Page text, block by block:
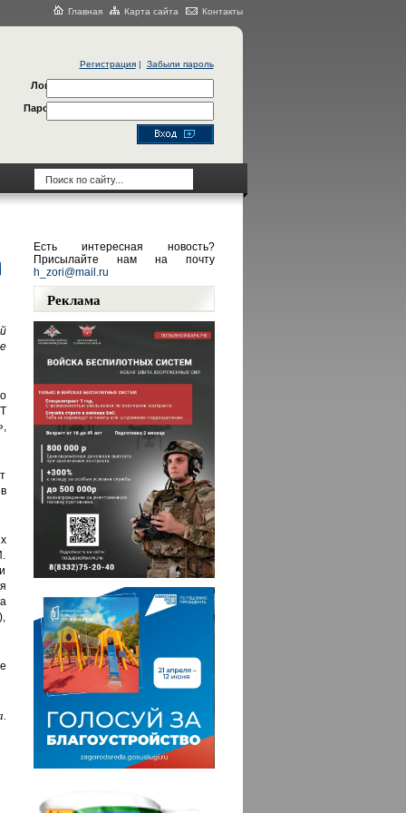
Главная Карта сайта Контакты
Регистрация| Забыли пароль
Логин
Пароль
Есть интересная новость?
Присылайте нам на почту
h_zori@mail.ru
Реклама